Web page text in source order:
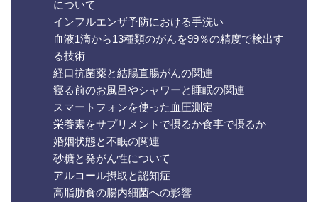
について
インフルエンザ予防における手洗い
血液1滴から13種類のがんを99％の精度で検出す
る技術
経口抗菌薬と結腸直腸がんの関連
寝る前のお風呂やシャワーと睡眠の関連
スマートフォンを使った血圧測定
栄養素をサプリメントで摂るか食事で摂るか
婚姻状態と不眠の関連
砂糖と発がん性について
アルコール摂取と認知症
高脂肪食の腸内細菌への影響